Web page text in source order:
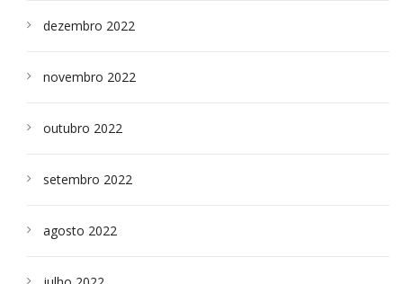
dezembro 2022
novembro 2022
outubro 2022
setembro 2022
agosto 2022